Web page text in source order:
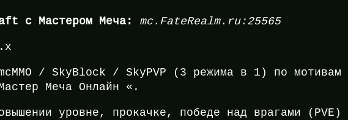
с Мастером Меча: mc.FateRealm.ru:25565
/ SkyBlock / SkyPVP (3 режима в 1) по мотивам
Меча Онлайн «.
уровне, прокачке, победе над врагами (PVE)